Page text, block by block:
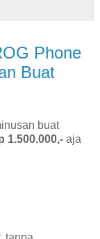
Phone
Buat
buat
1.500.000,- aja